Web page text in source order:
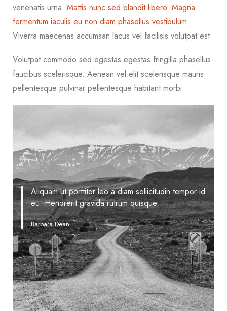
venenatis urna. Mattis nunc sed blandit libero. Magna
fermentum iaculis eu non diam phasellus vestibulum.
Viverra maecenas accumsan lacus vel facilisis volutpat est.
Volutpat commodo sed egestas egestas fringilla phasellus
faucibus scelerisque. Aenean vel elit scelerisque mauris
pellentesque pulvinar pellentesque habitant morbi.
Aliquam ut porttitor leo a diam sollicitudin tempor id
eu. Hendrerit gravida rutrum quisque
Barbara Dean